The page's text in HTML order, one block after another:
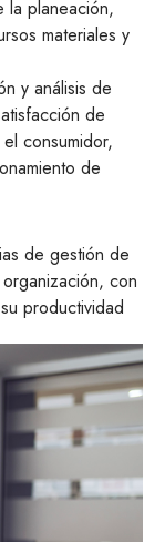
la planeación,
materiales y
y análisis de
de
consumidor,
de
de gestión de
con
productividad